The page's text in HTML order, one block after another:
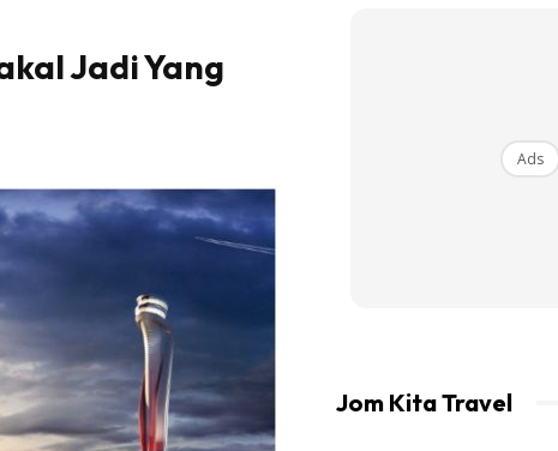
tempat healing dan relax dengan LIBUR.
KLIK DI SEENI
Jadi Yang
Ads
Jom Kita Travel